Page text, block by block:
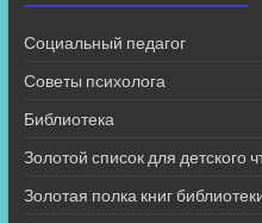
Социальный педагог
Советы психолога
Библиотека
Золотой список для детского
Золотая полка книг